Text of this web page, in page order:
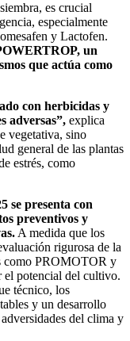
es crucial
especialmente
y Lactofen.
un
que actúa como
con herbicidas y
adversas”, explica
vegetativa, sino
general de las plantas
estrés, como
se presenta con
preventivos y
A medida que los
rigurosa de la
como PROMOTOR y
el potencial del cultivo.
técnico, los
y un desarrollo
del clima y